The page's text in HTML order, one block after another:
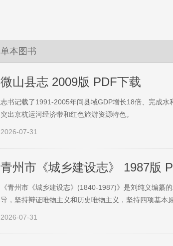
单本图书
微山县志 2009版 PDF下载
志书记载了1991-2005年间县域GDP增长18倍、完成
突出京杭运河经济带和红色旅游资源特色。
2026-07-31
青州市《城乡建设志》 1987版
《青州市《城乡建设志》(1840-1987)》是刘纯义编纂
导，坚持辩证唯物主义和历史唯物主义，坚持四项基本
2026-07-31